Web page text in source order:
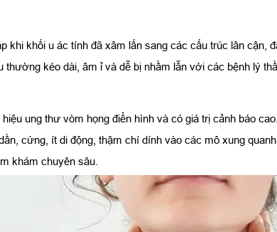
khi khối u ác tính đã xâm lấn sang các cấu trúc lân cận,
kéo dài, âm ỉ và dễ bị nhầm lẫn với các bệnh lý
ung thư vòm họng điển hình và có giá trị cảnh báo
cứng, ít di động, thậm chí dính vào các mô xung
khám chuyên sâu.